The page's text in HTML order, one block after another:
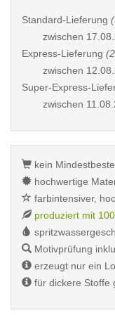
Standard-Lieferung
zwischen
Express-Lieferung
zwischen
Super-Express-
zwischen
kein
hochwertige
farbintensiver,
produziert mit
Motivprüfung
erzeugt nur ein
für dickere Stoffe